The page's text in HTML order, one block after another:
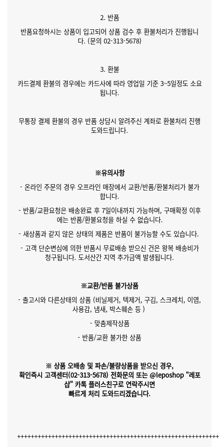
2. 반품
반품요청하시는 상품이 입고되어 상품 검수 후 환불처리가 진행됩니
다. (문의 02-313-5678)
3. 환불
카드결제 환불의 경우에는 카드사에 따라 영업일 기준 3~5일정도 소요
됩니다.
무통장 결제 환불의 경우 반품 상담시 알려주신 계좌로 환불처리 진행
도와드립니다.
※유의사항
- 온라인 주문의 경우 오프라인 매장에서 교환/반품/환불처리가 불가
합니다.
- 반품/교환요청은 배송완료 후 7일이내까지 가능하며, 구매확정 이후
에는 반품/환불요청을 하실 수 없습니다.
- 새상품과 같지 않은 상태의 제품은 반품이 불가능할 수도 있습니다.
- 고객 단순변심에 의한 반품시 무료배송 받으신 건은 왕복 배송비가
청구됩니다. 도서산간 지역 추가금액 발생됩니다.
※교환/반품 불가상품
- 출고시와 다른상태의 상품 (비닐제거, 텍제거, 구김, 스크레치, 이염,
사용감, 냄새, 박스훼손 등 )
- 맞춤제작상품
- 반품/교환 불가한 상품
※ 상품 오배송 및 파손/불량상품을 받으신 경우,
확인즉시 고객센터(02-313-5678) 전화문의 또는 @leposhop "레포
샵" 카톡 플러스친구로 연락주시면
빠르게 처리 도와드리겠습니다.